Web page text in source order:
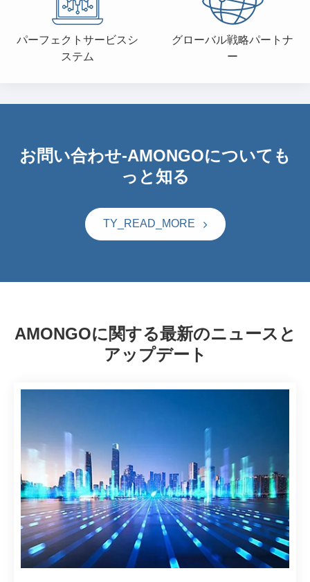
パーフェクトサービスシ
ステム
グローバル戦略パートナ
ー
お問い合わせ-AMONGOについても
っと知る
TY_READ_MORE
AMONGOに関する最新のニュースと
アップデート